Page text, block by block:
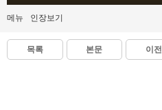
메뉴 인장보기
목록 본문 이전